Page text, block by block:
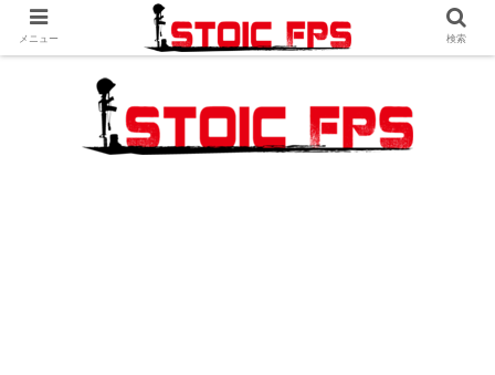
メニュー 検索